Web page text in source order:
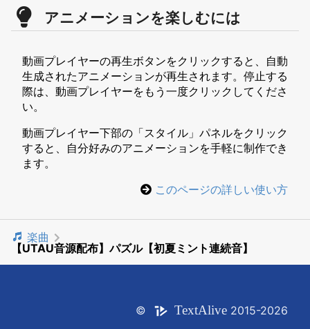
アニメーションを楽しむには
動画プレイヤーの再生ボタンをクリックすると、自動
生成されたアニメーションが再生されます。停止する
際は、動画プレイヤーをもう一度クリックしてくださ
い。
動画プレイヤー下部の「スタイル」パネルをクリック
すると、自分好みのアニメーションを手軽に制作でき
ます。
このページの詳しい使い方
楽曲
【UTAU音源配布】パズル【初夏ミント連続音】
© TextAlive 2015-2026